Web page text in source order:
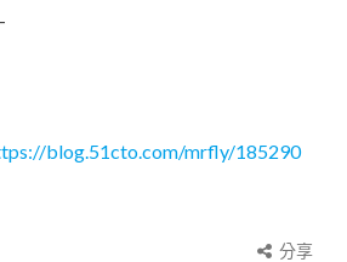
blog.51cto.com/mrfly/185290
分享